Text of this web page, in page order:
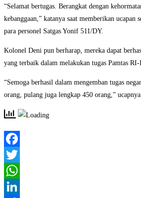
“Selamat bertugas. Berangkat dengan
kebanggaan,” katanya saat memberikan ucapan
para personel Satgas Yonif 511/DY.
Kolonel Deni pun berharap, mereka dapat
yang terbaik dalam melakukan tugas Pamtas
“Semoga berhasil dalam mengemban tugas
orang, pulang juga lengkap 450 orang,”
Facebook
Twitter
WhatsApp